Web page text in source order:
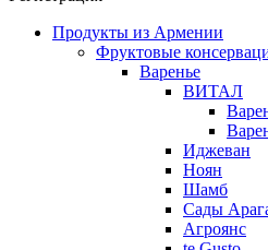
Продукты из Армении
Фруктовые
Варенье
ВИТАЛ
Иджеван
Ноян
Шамб
Сады
Агроянс